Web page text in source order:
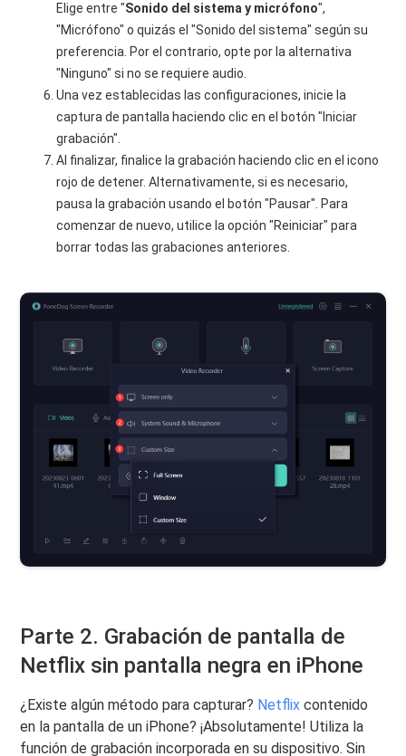
Elige entre "Sonido del sistema y micrófono",
"Micrófono" o quizás el "Sonido del sistema" según su
preferencia. Por el contrario, opte por la alternativa
"Ninguno" si no se requiere audio.
Una vez establecidas las configuraciones, inicie la
captura de pantalla haciendo clic en el botón "Iniciar
grabación".
Al finalizar, finalice la grabación haciendo clic en el icono
rojo de detener. Alternativamente, si es necesario,
pausa la grabación usando el botón "Pausar". Para
comenzar de nuevo, utilice la opción "Reiniciar" para
borrar todas las grabaciones anteriores.
Parte 2. Grabación de pantalla de
Netflix sin pantalla negra en iPhone
¿Existe algún método para capturar? Netflix contenido
en la pantalla de un iPhone? ¡Absolutamente! Utiliza la
función de grabación incorporada en su dispositivo. Sin